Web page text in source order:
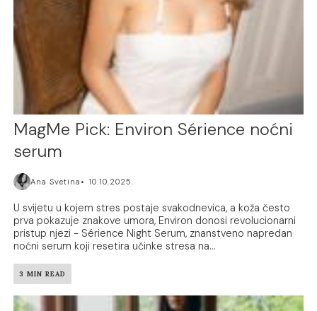
MagMe Pick: Environ Sérience noćni
serum
Ana Svetina 10.10.2025.
U svijetu u kojem stres postaje svakodnevica, a koža često
prva pokazuje znakove umora, Environ donosi revolucionarni
pristup njezi - Sérience Night Serum, znanstveno napredan
noćni serum koji resetira učinke stresa na...
3 MIN READ